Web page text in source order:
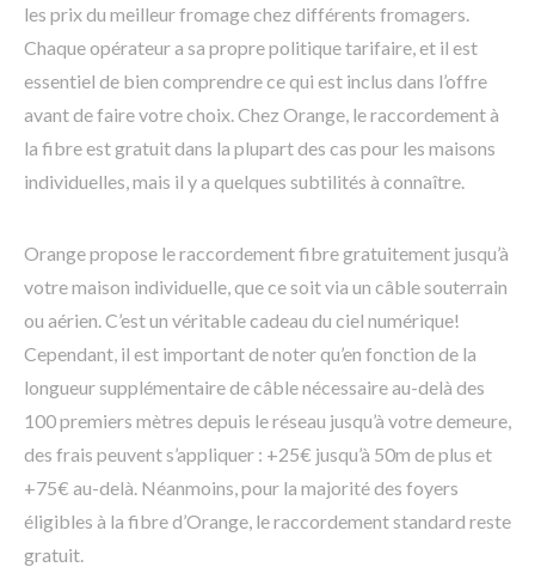
les prix du meilleur fromage chez différents fromagers.
Chaque opérateur a sa propre politique tarifaire, et il est
essentiel de bien comprendre ce qui est inclus dans l’offre
avant de faire votre choix. Chez Orange, le raccordement à
la fibre est gratuit dans la plupart des cas pour les maisons
individuelles, mais il y a quelques subtilités à connaître.
Orange propose le raccordement fibre gratuitement jusqu’à
votre maison individuelle, que ce soit via un câble souterrain
ou aérien. C’est un véritable cadeau du ciel numérique!
Cependant, il est important de noter qu’en fonction de la
longueur supplémentaire de câble nécessaire au-delà des
100 premiers mètres depuis le réseau jusqu’à votre demeure,
des frais peuvent s’appliquer : +25€ jusqu’à 50m de plus et
+75€ au-delà. Néanmoins, pour la majorité des foyers
éligibles à la fibre d’Orange, le raccordement standard reste
gratuit.